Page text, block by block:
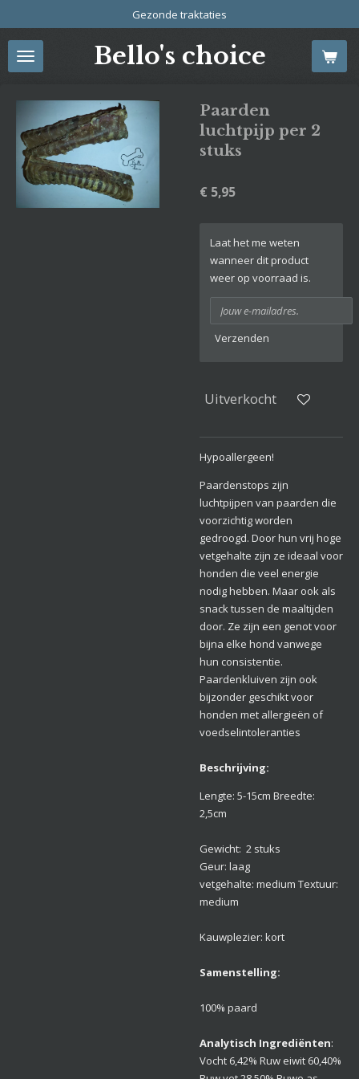
naar
de
Bello's choice
Gezonde traktaties
Paarden
luchtpijp per 2
stuks
€ 5,95
Laat het me weten
wanneer dit product
weer op voorraad is.
Verzenden
Uitverkocht
Hypoallergeen!
Paardenstops zijn
luchtpijpen van paarden die
voorzichtig worden
gedroogd. Door hun vrij hoge
vetgehalte zijn ze ideaal voor
honden die veel energie
nodig hebben. Maar ook als
snack tussen de maaltijden
door. Ze zijn een genot voor
bijna elke hond vanwege
hun consistentie.
Paardenkluiven zijn ook
bijzonder geschikt voor
honden met allergieën of
voedselintoleranties
Beschrijving:
Lengte: 5-15cm Breedte:
2,5cm
Gewicht: 2 stuks
Geur: laag
vetgehalte: medium Textuur:
medium
Kauwplezier: kort
Samenstelling:
100% paard
Analytisch Ingrediënten:
Vocht 6,42% Ruw eiwit 60,40%